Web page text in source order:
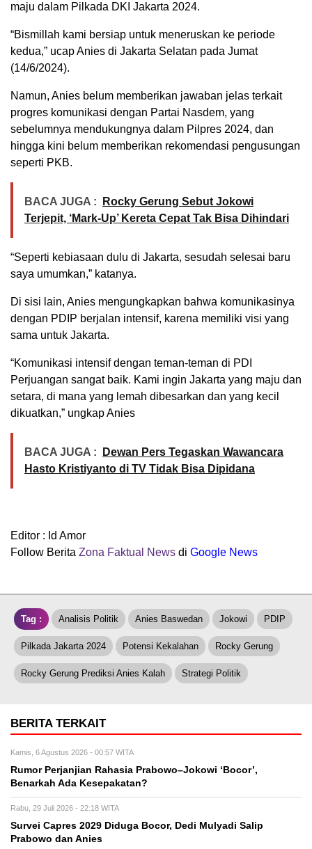
maju dalam Pilkada DKI Jakarta 2024.
“Bismillah kami bersiap untuk meneruskan ke periode
kedua,” ucap Anies di Jakarta Selatan pada Jumat
(14/6/2024).
Namun, Anies belum memberikan jawaban jelas terkait
progres komunikasi dengan Partai Nasdem, yang
sebelumnya mendukungnya dalam Pilpres 2024, dan
hingga kini belum memberikan rekomendasi pengusungan
seperti PKB.
BACA JUGA :
Rocky Gerung Sebut Jokowi
Terjepit, ‘Mark-Up’ Kereta Cepat Tak Bisa Dihindari
“Seperti kebiasaan dulu di Jakarta, sesudah selesai baru
saya umumkan,” katanya.
Di sisi lain, Anies mengungkapkan bahwa komunikasinya
dengan PDIP berjalan intensif, karena memiliki visi yang
sama untuk Jakarta.
“Komunikasi intensif dengan teman-teman di PDI
Perjuangan sangat baik. Kami ingin Jakarta yang maju dan
setara, di mana yang lemah dibesarkan dan yang kecil
dikuatkan,” ungkap Anies
BACA JUGA :
Dewan Pers Tegaskan Wawancara
Hasto Kristiyanto di TV Tidak Bisa Dipidana
Editor : Id Amor
Follow Berita Zona Faktual News di Google News
Tag : Analisis Politik Anies Baswedan Jokowi PDIP
Pilkada Jakarta 2024 Potensi Kekalahan Rocky Gerung
Rocky Gerung Prediksi Anies Kalah Strategi Politik
BERITA TERKAIT
Kamis, 6 Agustus 2026 - 00:57 WITA
Rumor Perjanjian Rahasia Prabowo–Jokowi ‘Bocor’,
Benarkah Ada Kesepakatan?
Rabu, 29 Juli 2026 - 22:18 WITA
Survei Capres 2029 Diduga Bocor, Dedi Mulyadi Salip
Prabowo dan Anies